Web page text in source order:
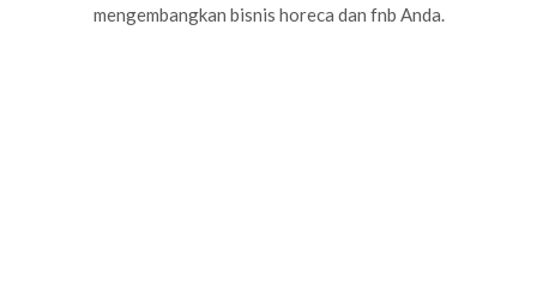
mengembangkan bisnis horeca dan fnb Anda.